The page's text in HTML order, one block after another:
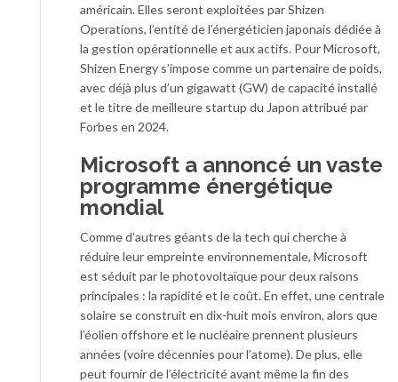
américain. Elles seront exploitées par Shizen
Operations, l’entité de l’énergéticien japonais dédiée à
la gestion opérationnelle et aux actifs. Pour Microsoft,
Shizen Energy s’impose comme un partenaire de poids,
avec déjà plus d’un gigawatt (GW) de capacité installé
et le titre de meilleure startup du Japon attribué par
Forbes en 2024.
Microsoft a annoncé un vaste
programme énergétique
mondial
Comme d’autres géants de la tech qui cherche à
réduire leur empreinte environnementale, Microsoft
est séduit par le photovoltaïque pour deux raisons
principales : la rapidité et le coût. En effet, une centrale
solaire se construit en dix-huit mois environ, alors que
l’éolien offshore et le nucléaire prennent plusieurs
années (voire décennies pour l’atome). De plus, elle
peut fournir de l’électricité avant même la fin des